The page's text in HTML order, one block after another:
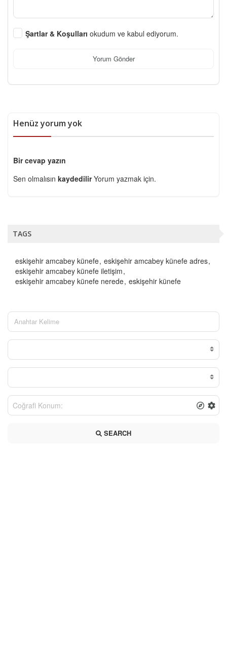
Şartlar & Koşulları okudum ve kabul ediyorum.
Yorum Gönder
Henüz yorum yok
Bir cevap yazın
Sen olmalısın kaydedilirYorum yazmak için.
TAGS
eskişehir amcabey künefe eskişehir amcabey künefe adres
eskişehir amcabey künefe iletişim
eskişehir amcabey künefe nerede eskişehir künefe
SEARCH